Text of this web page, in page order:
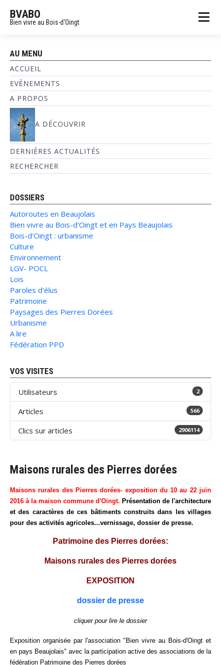
BVABO
Bien vivre au Bois-d'Oingt
AU MENU
ACCUEIL
EVÈNEMENTS
A PROPOS
A DÉCOUVRIR
DERNIÈRES ACTUALITÉS
RECHERCHER
DOSSIERS
Autoroutes en Beaujolais
Bien vivre au Bois-d'Oingt et en Pays Beaujolais
Bois-d'Oingt : urbanisme
Culture
Environnement
LGV- POCL
Lois
Paroles d'élus
Patrimoine
Paysages des Pierres Dorées
Urbanisme
A lire
Fédération PPD
VOS VISITES
Utilisateurs 2
Articles 566
Clics sur articles 2906114
Maisons rurales des Pierres dorées
Maisons rurales des Pierres dorées- exposition du 10 au 22 juin
2016 à la maison commune d'Oingt. Présentation de l'architecture
et des caractères de ces bâtiments construits dans les villages
pour des activités agricoles...vernissage, dossier de presse.
Patrimoine des Pierres dorées:
Maisons rurales des Pierres dorées
EXPOSITION
dossier de presse
cliquer pour lire le dossier
Exposition organisée par l'association "Bien vivre au Bois-d'Oingt et
en pays Beaujolais" avec la participation active des associations de la
fédération Patrimoine des Pierres dorées